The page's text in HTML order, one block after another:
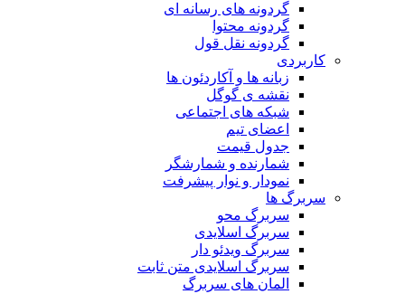
گردونه های رسانه ای
گردونه محتوا
گردونه نقل قول
کاربردی
زبانه ها و آکاردئون ها
نقشه ی گوگل
شبکه های اجتماعی
اعضای تیم
جدول قیمت
شمارنده و شمارشگر
نمودار و نوار پیشرفت
سربرگ ها
سربرگ محو
سربرگ اسلایدی
سربرگ ویدئو دار
سربرگ اسلایدی متن ثابت
المان های سربرگ